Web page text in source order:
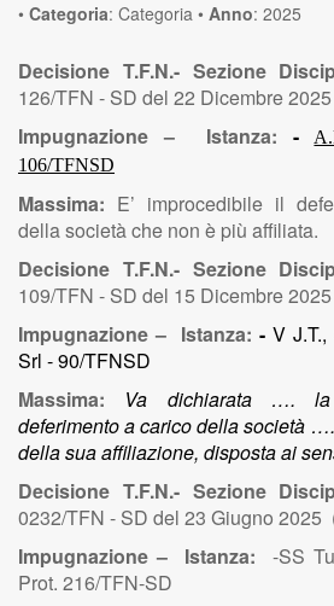
• Categoria: Categoria • Anno: 2025
Decisione T.F.N.- Sezione
126/TFN - SD del 22 Dicembre
Impugnazione – Istanza: -
106/TFNSD
Massima: E’ improcedibile il
della società che non è più affiliata.
Decisione T.F.N.- Sezione
109/TFN - SD del 15 Dicembre
Impugnazione – Istanza: - V
Srl - 90/TFNSD
Massima: Va dichiarata …. la
deferimento a carico della società
della sua affiliazione, disposta ai
Decisione T.F.N.- Sezione
0232/TFN - SD del 23 Giugno 2025
Impugnazione – Istanza:
-SS
Prot. 216/TFN-SD